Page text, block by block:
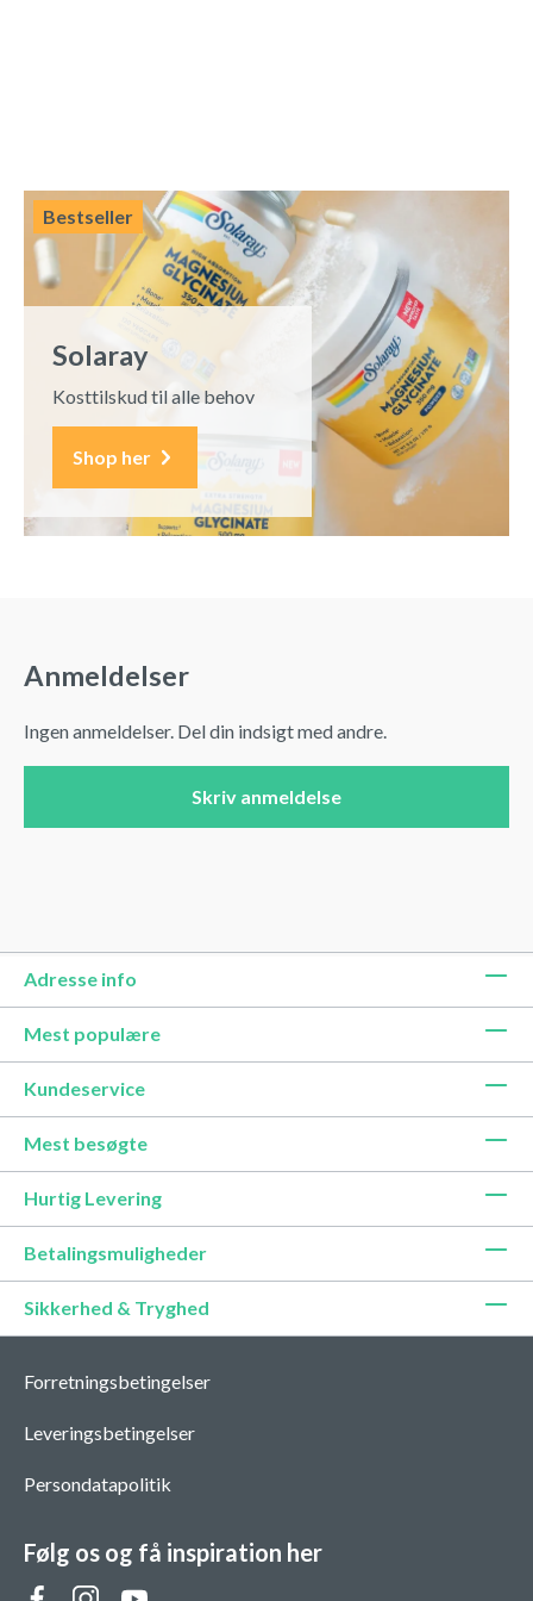
Bestseller
Solaray
Kosttilskud til alle behov
Shop her
Anmeldelser
Ingen anmeldelser. Del din indsigt med andre.
Skriv anmeldelse
Adresse info
Mest populære
Kundeservice
Mest besøgte
Hurtig Levering
Betalingsmuligheder
Sikkerhed & Tryghed
Forretningsbetingelser
Leveringsbetingelser
Persondatapolitik
Følg os og få inspiration her